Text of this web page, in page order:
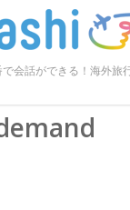
会話ができる！海外旅